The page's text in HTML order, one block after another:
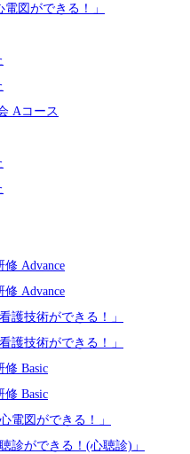
図ができる！」
Aコース
Advance
Advance
技術ができる！」
技術ができる！」
Basic
Basic
図ができる！」
ができる！(心聴診)」